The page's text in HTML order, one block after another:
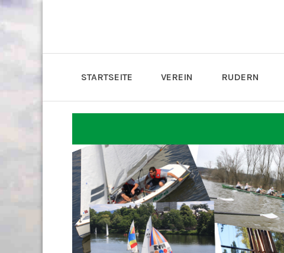
STARTSEITE VEREIN RUDERN